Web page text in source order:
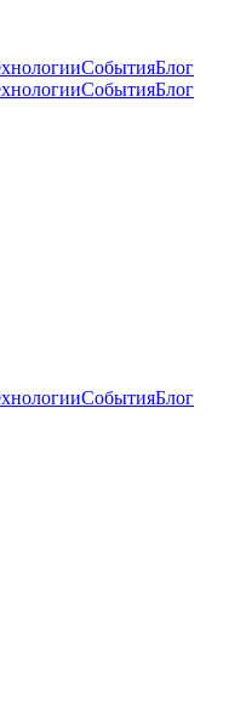
СобытияБлог
СобытияБлог
СобытияБлог